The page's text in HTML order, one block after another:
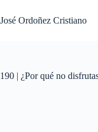
al
contenido
José Ordoñez Cristiano
190 | ¿Por qué no